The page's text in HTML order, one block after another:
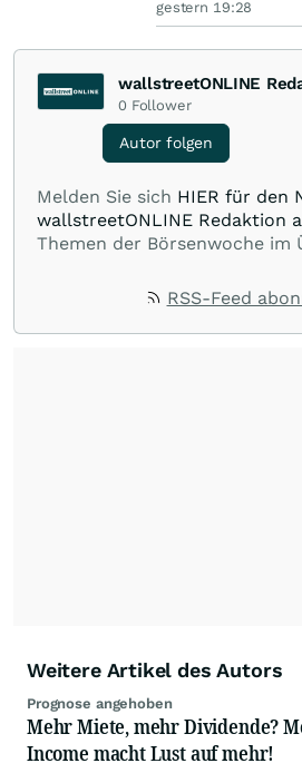
gestern 19:28
wallstreetONLINE
0 Follower
Autor folgen
Melden Sie sich HIER für den
wallstreetONLINE Redaktion
Themen der Börsenwoche im
Verpassen Sie kein wichtiges
Beiträge auf diesem
die Chefredaktion der
Redaktion verantwortlich.
RSS-Feed
Weitere Artikel des Autors
Prognose angehoben
Mehr Miete, mehr Dividende?
Income macht Lust auf mehr!